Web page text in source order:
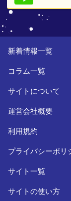
新着情報一覧
コラム一覧
サイトについて
運営会社概要
利用規約
プライバシーポリ
サイト一覧
サイトの使い方